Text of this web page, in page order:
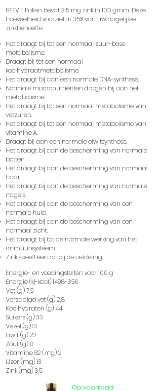
BEEVIT Pollen bevat 3,5 mg zink in 100 gram. Deze
hoeveelheid voorziet in 35% van uw dagelijkse
zinkbehoefte.
Het draagt ​​bij tot een normaal zuur-base
metabolisme.
Draagt ​​bij tot een normaal
koolhydraatmetabolisme.
Het draagt ​​bij aan een normale DNA-synthese.
Normale macronutriënten dragen bij aan het
metabolisme.
Het draagt ​​bij tot een normaal metabolisme van
vetzuren.
Het draagt ​​bij tot een normaal metabolisme van
vitamine A.
Draagt ​​bij aan een normale eiwitsynthese.
Het draagt ​​bij aan de bescherming van normale
botten.
Het draagt ​​bij aan de bescherming van normaal
haar.
Het draagt ​​bij aan de bescherming van normale
nagels.
Het draagt ​​bij aan de bescherming van een
normale huid.
Het draagt ​​bij aan de bescherming van een
normaal zicht.
Het draagt ​​bij tot de normale werking van het
immuunsysteem.
Zink speelt een rol bij de celdeling.
Energie- en voedingsfeiten voor 100 g
Energie (kj-kcal)1498-356
Vet (g) 7,5
Verzadigd vet (g) 2,8
Koolhydraten (g) 44
Suikers (g) 33
Vezel (g) 13
Eiwit (g) 22
Zout (g) 0
Vitamine B2 (mg) 2
IJzer (mg) 13
Zink (mg) 3,5
Op voorraad